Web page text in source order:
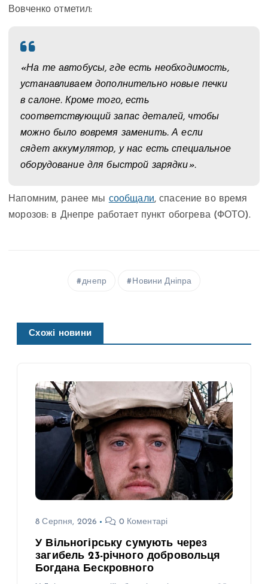
Вовченко отметил:
«На те автобусы, где есть необходимость,
устанавливаем дополнительно новые печки
в салоне. Кроме того, есть
соответствующий запас деталей, чтобы
можно было вовремя заменить. А если
сядет аккумулятор, у нас есть специальное
оборудование для быстрой зарядки».
Напомним, ранее мы сообщали, спасение во время
морозов: в Днепре работает пункт обогрева (ФОТО).
днепр Новини Дніпра
Схожі новини
8 Серпня, 2026 0 Коментарі
У Вільногірську сумують через
загибель 23-річного добровольця
Богдана Бескровного